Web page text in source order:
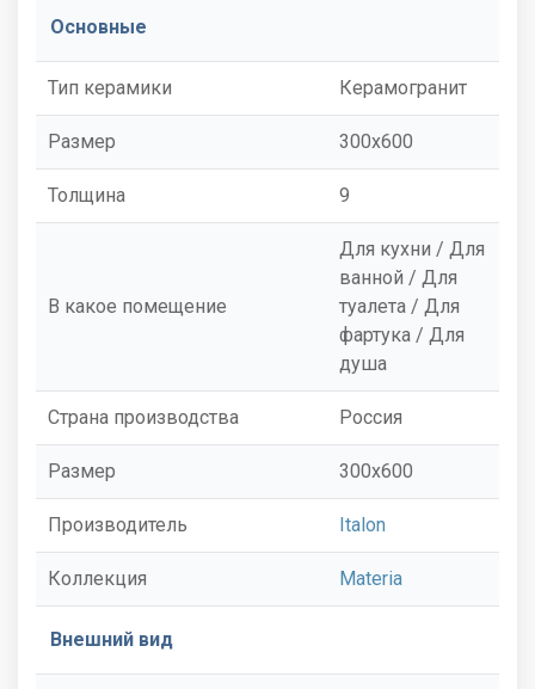
Основные
Тип керамики Керамогранит
Размер 300x600
Толщина 9
В какое помещение
Для кухни / Для
ванной / Для
туалета / Для
фартука / Для
душа
Страна производства Россия
Размер 300x600
Производитель Italon
Коллекция Materia
Внешний вид